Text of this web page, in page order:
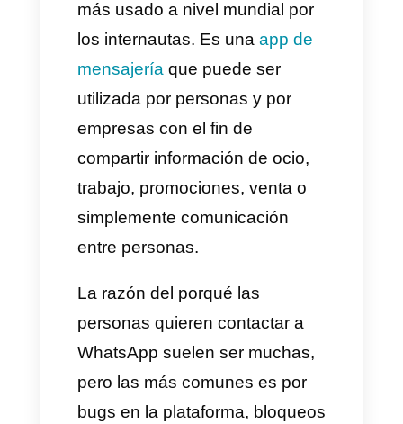
Por esto, en el siguiente artículo
vamos a hablarte o enseñarte
sobre4 formas de contactarse
con el soporte de WhatsApp.
Que es WhatsApp y porque
contactarlos?
WhatsApp es una aplicación
de mensajeríaque ha ido
evolucionando a lo largo de los
últimos años hasta convertirse